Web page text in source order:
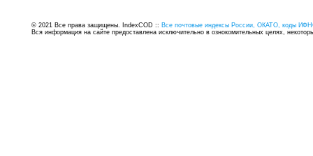
© 2021 Все права защищены. IndexCOD :: Все почтовые индексы России, ОКАТО, коды
Вся информация на сайте предоставлена исключительно в ознокомительных целях,